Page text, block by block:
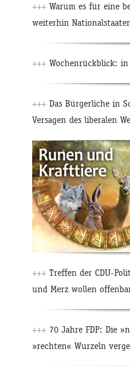
+++ Warum es für eine
weiterhin
+++ Wochenrückblick:
+++ Das Bürgerliche in
Versagen des liberalen
+++ Treffen der CDU-
und Merz wollen
+++ 70 Jahre FDP: Die
»rechten« Wurzeln